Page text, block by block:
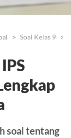
Soal Kelas 9
soal tentang